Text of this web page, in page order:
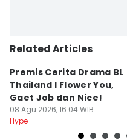
Related Articles
Premis Cerita Drama BL
Thailand I Flower You,
Gaet Job dan Nice!
08 Agu 2026, 16:04 WIB
Hype